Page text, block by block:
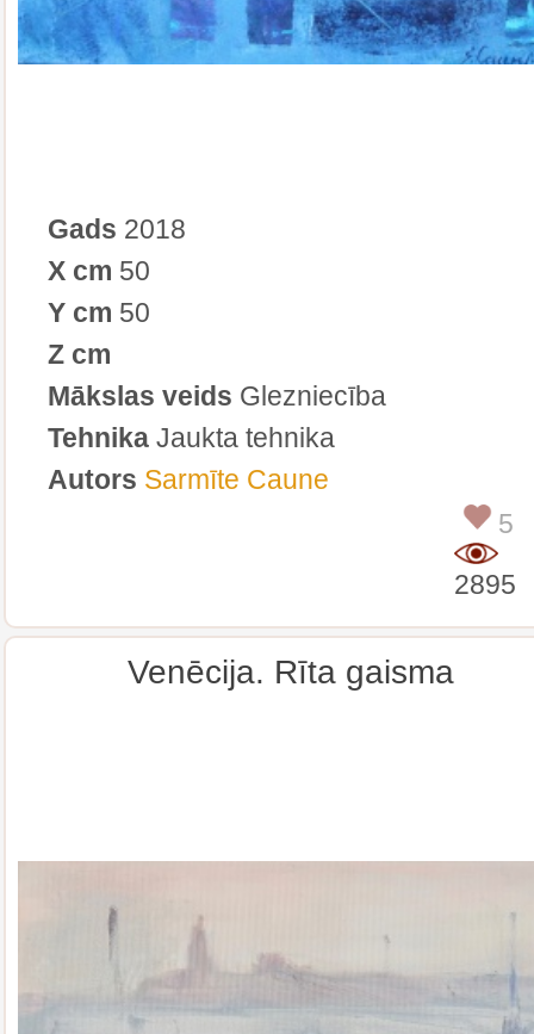
Gads 2018
X cm 50
Y cm 50
Z cm
Mākslas veids Glezniecība
Tehnika Jaukta tehnika
Autors Sarmīte Caune
5
2895
Venēcija. Rīta gaisma